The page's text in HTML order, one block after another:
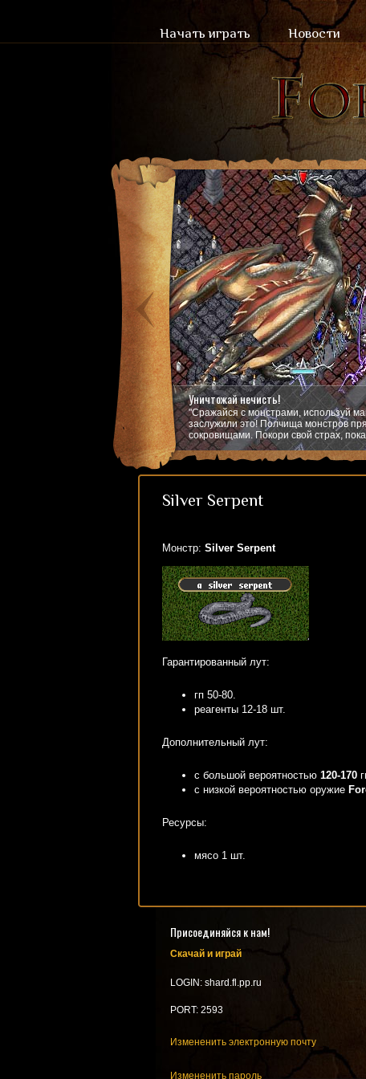
Начать играть Новости
Уничтожай нечисть!
"Сражайся с монстрами, используй
заслужили это! Полчища монстров
сокровищами. Покори свой страх,
Silver Serpent
Монстр: Silver Serpent
Гарантированный лут:
гп 50-80.
реагенты 12-18 шт.
Дополнительный лут:
с большой вероятностью 120-170
с низкой вероятностью оружие
Ресурсы:
мясо 1 шт.
Присоединяйся к нам!
Скачай и играй
LOGIN: shard.fl.pp.ru
PORT: 2593
Измененить электронную почту
Измененить пароль